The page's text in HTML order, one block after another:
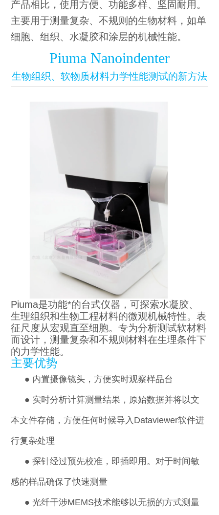
产品相比，使用方便、功能多样、坚固耐用。
主要用于测量复杂、不规则的生物材料，如单
细胞、组织、水凝胶和涂层的机械性能。
Piuma Nanoindenter
生物组织、软物质材料力学性能测试的新方法
Piuma是功能*的台式仪器，可探索水凝胶、
生理组织和生物工程材料的微观机械特性。表
征尺度从宏观直至细胞。专为分析测试软材料
而设计，测量复杂和不规则材料在生理条件下
的力学性能。
主要优势
● 内置摄像镜头，方便实时观察样品台
● 实时分析计算测量结果 ，原始数据并将以文
本文件存储，方便任何时候导入Dataviewer软件进
行复杂处理
●探针经过预先校准，即插即用。对于时间敏
感的样品确保了快速测量
●光纤干涉MEMS技术能够以无损的方式测量